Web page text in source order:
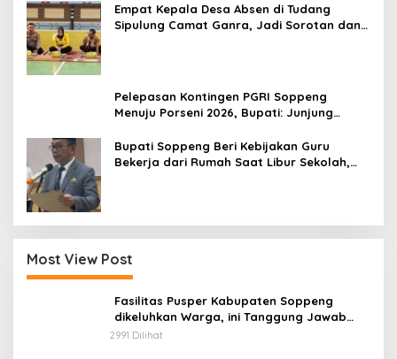
Empat Kepala Desa Absen di Tudang
Sipulung Camat Ganra, Jadi Sorotan dan
Pelepasan Kontingen PGRI Soppeng
Menuju Porseni 2026, Bupati: Junjung
Latemmamala
Bupati Soppeng Beri Kebijakan Guru
Bekerja dari Rumah Saat Libur Sekolah,
Most View Post
Fasilitas Pusper Kabupaten Soppeng
dikeluhkan Warga, ini Tanggung Jawab
Siapa.
2991 Dilihat